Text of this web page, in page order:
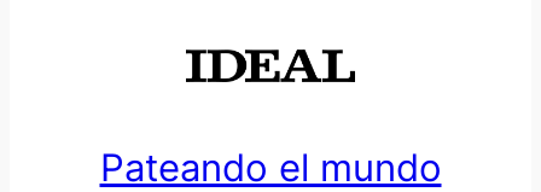
Pateando el mundo